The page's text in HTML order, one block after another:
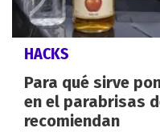
HACKS
Para qué sirve
en el parabrisas
recomiendan